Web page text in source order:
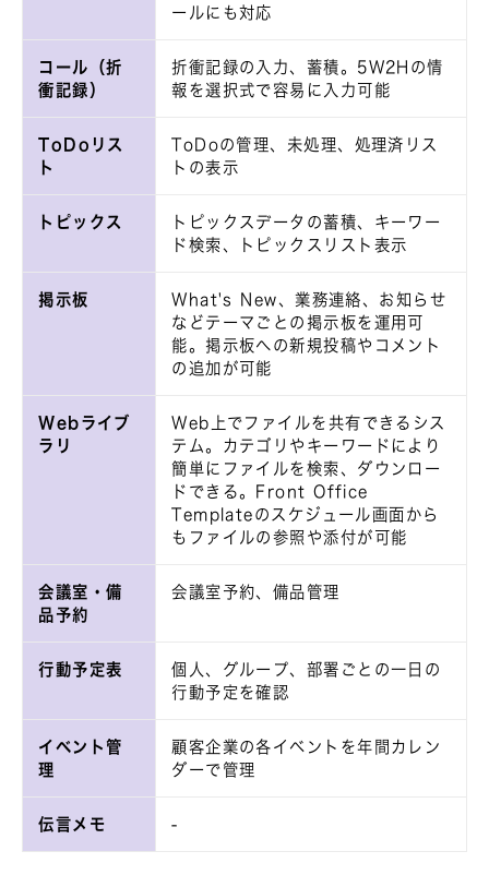
ールにも対応
コール（折
衝記録）
折衝記録の入力、蓄積。5W2Hの情
報を選択式で容易に入力可能
ToDoリス
ト
ToDoの管理、未処理、処理済リス
トの表示
トピックス
トピックスデータの蓄積、キーワー
ド検索、トピックスリスト表示
掲示板
What's New、業務連絡、お知らせ
などテーマごとの掲示板を運用可
能。掲示板への新規投稿やコメント
の追加が可能
Webライブ
ラリ
Web上でファイルを共有できるシス
テム。カテゴリやキーワードにより
簡単にファイルを検索、ダウンロー
ドできる。Front Office
Templateのスケジュール画面から
もファイルの参照や添付が可能
会議室・備
品予約
会議室予約、備品管理
行動予定表
個人、グループ、部署ごとの一日の
行動予定を確認
イベント管
理
顧客企業の各イベントを年間カレン
ダーで管理
伝言メモ -